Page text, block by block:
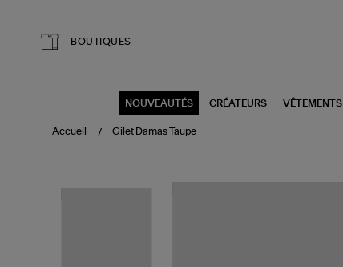
BOUTIQUES
NOUVEAUTÉS CRÉATEURS VÊTEMENTS
Accueil Gilet Damas Taupe